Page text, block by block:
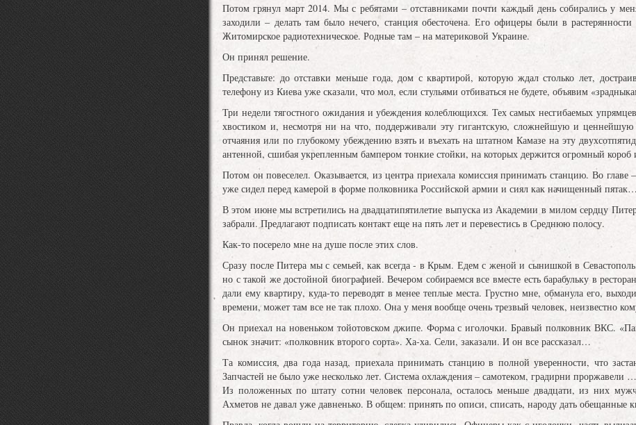
Потом грянул март 2014. Мы с ребятами – отставниками почти каждый день собирались у
заходили – делать там было нечего, станция обесточена. Его офицеры были в
Житомирское радиотехническое. Родные там – на материковой Украине.
Он принял решение.
Представьте: до отставки меньше года, дом с квартирой, которую ждал столько лет,
телефону из Киева уже сказали, что мол, если стульями отбиваться не будете, объявим
Три недели тягостного ожидания и убеждения колеблющихся. Тех самых несгибаемых
хвостиком и, несмотря ни на что, поддерживали эту гигантскую, сложнейшую и
отчаяния или по глубокому убеждению взять и въехать на штатном Камазе на эту
антенной, сшибая укрепленным бампером тонкие стойки, на которых держится огромный короб
Потом он повеселел. Оказывается, из центра приехала комиссия принимать станцию. Во
уже сидел перед камерой в форме полковника Российской армии и сиял как начищенный пятак…
В этом июне мы встретились на двадцатипятилетие выпуска из Академии в милом сердцу
забрали. Предлагают подписать контакт еще на пять лет и перевестись в Среднюю полосу.
Как-то посерело мне на душе после этих слов.
Сразу после Питера мы с семьей, как всегда - в Крым. Едем с женой и сынишкой в
но с такой же достойной биографией. Вечером собираемся все вместе есть барабульку в
дали ему квартиру, куда-то переводят в менее теплые места. Грустно мне, обманула его,
времени, может там все не так плохо. Она у меня вообще очень трезвый человек, неизвестно
Он приехал на новеньком тойотовском джипе. Форма с иголочки. Бравый полковник ВКС.
сынок значит: «полковник второго сорта». Ха-ха. Сели, заказали. И он все рассказал…
Та комиссия, два года назад, приехала принимать станцию в полной уверенности, что
Запчастей не было уже несколько лет. Система охлаждения – самотеком, градирни проржавели
Из положенных по штату сотни человек персонала, осталось меньше двадцати, из них
Ахметов не давал уже давненько. В общем: принять по описи, списать, народу дать обещанные